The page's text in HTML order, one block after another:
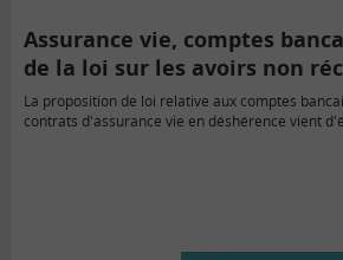
Assurance vie, comptes
de la loi sur les avoirs non
La proposition de loi relative aux comptes
contrats d'assurance vie en déshérence vient